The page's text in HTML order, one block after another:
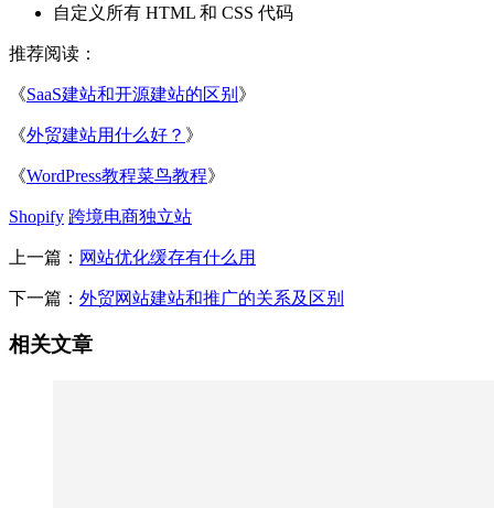
自定义所有 HTML 和 CSS 代码
推荐阅读：
《SaaS建站和开源建站的区别 》
《外贸建站用什么好？ 》
《WordPress教程菜鸟教程》
Shopify 跨境电商独立站
上一篇： 网站优化缓存有什么用
下一篇： 外贸网站建站和推广的关系及区别
相关文章